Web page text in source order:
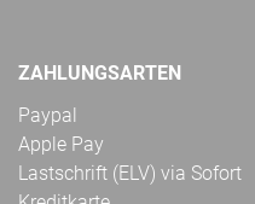
ZAHLUNGSARTEN
Paypal
Apple Pay
Lastschrift (ELV) via Sofort